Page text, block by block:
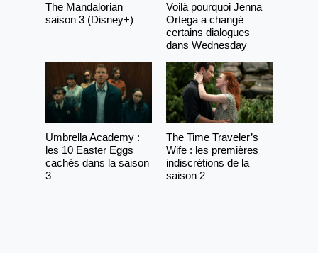
The Mandalorian
saison 3 (Disney+)
Voilà pourquoi Jenna
Ortega a changé
certains dialogues
dans Wednesday
Umbrella Academy :
les 10 Easter Eggs
cachés dans la saison
3
The Time Traveler’s
Wife : les premières
indiscrétions de la
saison 2